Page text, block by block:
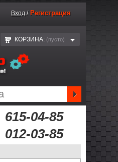
615-04-85
012-03-85
Вход / Регистрация
КОРЗИНА: (пустo)